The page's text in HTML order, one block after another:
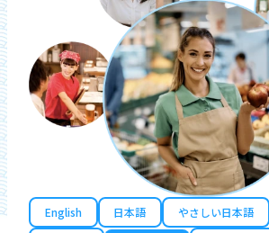
English 日本語 やさしい日本語